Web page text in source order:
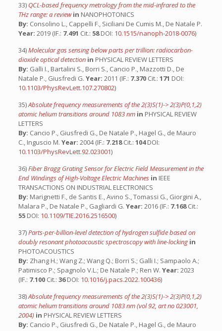
33) QCL-based frequency metrology from the mid-infrared to the
THz range: a reviewin NANOPHOTONICS
By: Consolino L., Cappelli F., Siciliani De Cumis M., De Natale P.
Year: 2019 (IF.: 7.491 Cit.: 58DOI: 10.1515/nanoph-2018-0076)
34)Molecular gas sensing below parts per trillion: radiocarbon-
dioxide optical detection in PHYSICAL REVIEW LETTERS
By: Galli I., Bartalini S., Borri S., Cancio P., Mazzotti D., De
Natale P., Giusfredi G. Year: 2011 (IF.: 7.370 Cit.: 171 DOI:
10.1103/PhysRevLett.107.270802)
35)Absolute frequency measurements of the 2(3)S(1)-> 2(3)P(0,1,2)
atomic helium transitions around 1083 nm in PHYSICAL REVIEW
LETTERS
By: Cancio P., Giusfredi G., De Natale P., Hagel G., de Mauro
C., Inguscio M. Year: 2004 (IF.: 7.218Cit.: 104DOI:
10.1103/PhysRevLett.92.023001)
36)Fiber Bragg Grating Sensor for Electric Field Measurement in the
End Windings of High-Voltage Electric Machines in IEEE
TRANSACTIONS ON INDUSTRIAL ELECTRONICS
By: Marignetti F., de Santis E., Avino S., Tomassi G., Giorgini A.,
Malara P., De Natale P., Gagliardi G. Year: 2016 (IF.: 7.168Cit.:
55 DOI: 10.1109/TIE.2016.2516500)
37)Parts-per-billion-level detection of hydrogen sulfide based on
doubly resonant photoacoustic spectroscopy with line-locking in
PHOTOACOUSTICS
By: Zhang H.; Wang Z.; Wang Q.; Borri S.; Galli I.; Sampaolo A.;
Patimisco P.; Spagnolo V.L.; De Natale P.; Ren W. Year: 2023
(IF.: 7.100 Cit.: 36DOI: 10.1016/j.pacs.2022.100436)
38)Absolute frequency measurements of the 2(3)S(1)-> 2(3)P(0,1,2)
atomic helium transitions around 1083 nm (vol 92, art no 023001,
2004) in PHYSICAL REVIEW LETTERS
By: Cancio P., Giusfredi G., De Natale P., Hagel G., de Mauro